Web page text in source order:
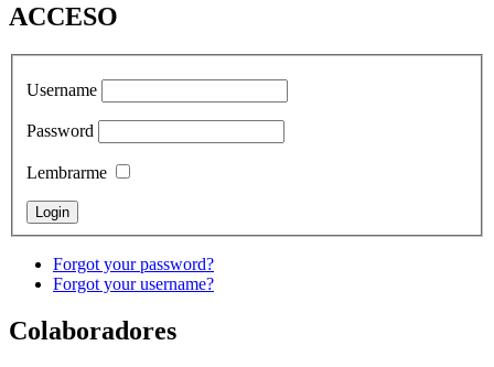
ACCESO
Username
Password
Lembrarme
Forgot your password?
Forgot your username?
Colaboradores